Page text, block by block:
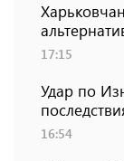
17:15
Удар по
16:54